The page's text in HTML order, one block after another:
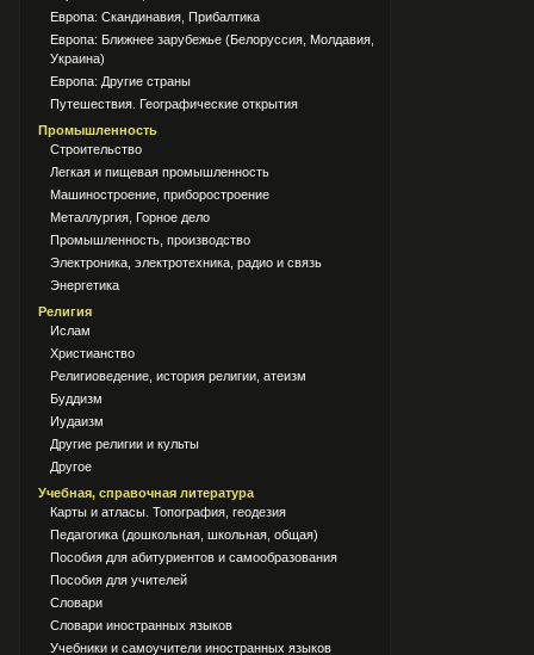
Европа: Скандинавия, Прибалтика
Европа: Ближнее зарубежье (Белоруссия, Молдавия,
Украина)
Европа: Другие страны
Путешествия. Географические открытия
Промышленность
Строительство
Легкая и пищевая промышленность
Машиностроение, приборостроение
Металлургия, Горное дело
Промышленность, производство
Электроника, электротехника, радио и связь
Энергетика
Религия
Ислам
Христианство
Религиоведение, история религии, атеизм
Буддизм
Иудаизм
Другие религии и культы
Другое
Учебная, справочная литература
Карты и атласы. Топография, геодезия
Педагогика (дошкольная, школьная, общая)
Пособия для абитуриентов и самообразования
Пособия для учителей
Словари
Словари иностранных языков
Учебники и самоучители иностранных языков